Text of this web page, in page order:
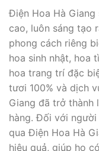
Điện Hoa Hà
cao, luôn sáng tạo
phong cách riêng
hoa sinh nhật, hoa
hoa trang trí đặc
tươi 100% và dịch
Giang đã trở thành
hàng. Đối với người
qua Điện Hoa Hà
hiệu quả, giúp họ